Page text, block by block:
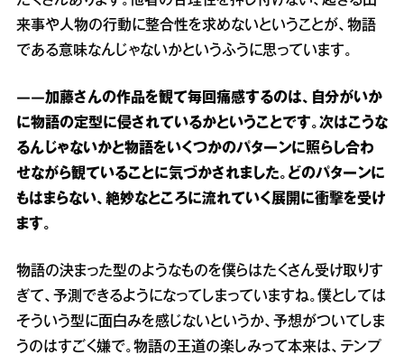
来事や人物の行動に整合性を求めないということが、物語
である意味なんじゃないかというふうに思っています。
――加藤さんの作品を観て毎回痛感するのは、自分がいか
に物語の定型に侵されているかということです。次はこうな
るんじゃないかと物語をいくつかのパターンに照らし合わ
せながら観ていることに気づかされました。どのパターンに
もはまらない、絶妙なところに流れていく展開に衝撃を受け
ます。
物語の決まった型のようなものを僕らはたくさん受け取りす
ぎて、予測できるようになってしまっていますね。僕としては
そういう型に面白みを感じないというか、予想がついてしま
うのはすごく嫌で。物語の王道の楽しみって本来は、テンプ